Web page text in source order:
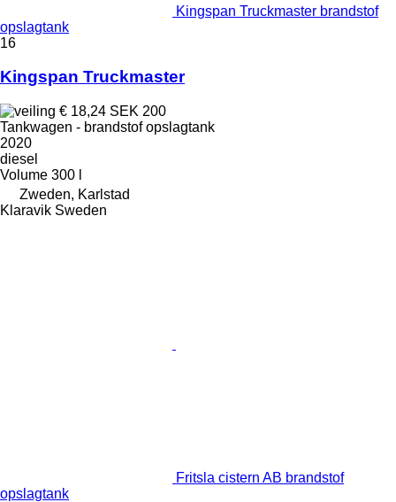
Kingspan Truckmaster brandstof
opslagtank
16
Kingspan Truckmaster
€ 18,24 SEK 200
Tankwagen - brandstof opslagtank
2020
diesel
Volume 300 l
Zweden, Karlstad
Klaravik Sweden
Fritsla cistern AB brandstof
opslagtank